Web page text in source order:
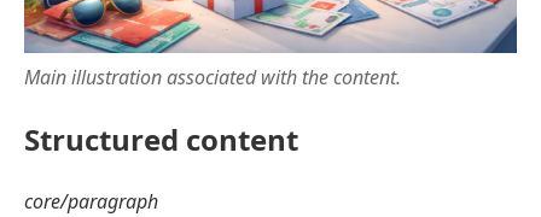
Main illustration associated with the content.
Structured content
core/paragraph